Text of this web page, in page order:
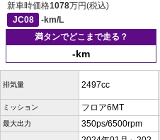
新車時価格1078万円(税込)
JC08
-km/L
満タンでどこまで走る？
-km
排気量 2497cc
ミッション フロア6MT
最大出力 350ps/6500rpm